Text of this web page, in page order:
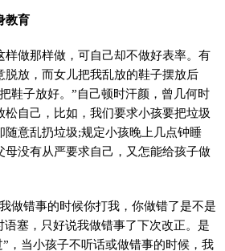
教育
样做那样做，可自己却不做好表率。有
脱放，而女儿把我乱放的鞋子摆放后
鞋子放好。”自己顿时汗颜，曾几何时
松自己，比如，我们要求小孩要把垃圾
随意乱扔垃圾;规定小孩晚上几点钟睡
母没有从严要求自己，又怎能给孩子做
做错事的时候你打我，你做错了是不是
语塞，只好说我做错事了下次改正。是
，当小孩子不听话或做错事的时候，我